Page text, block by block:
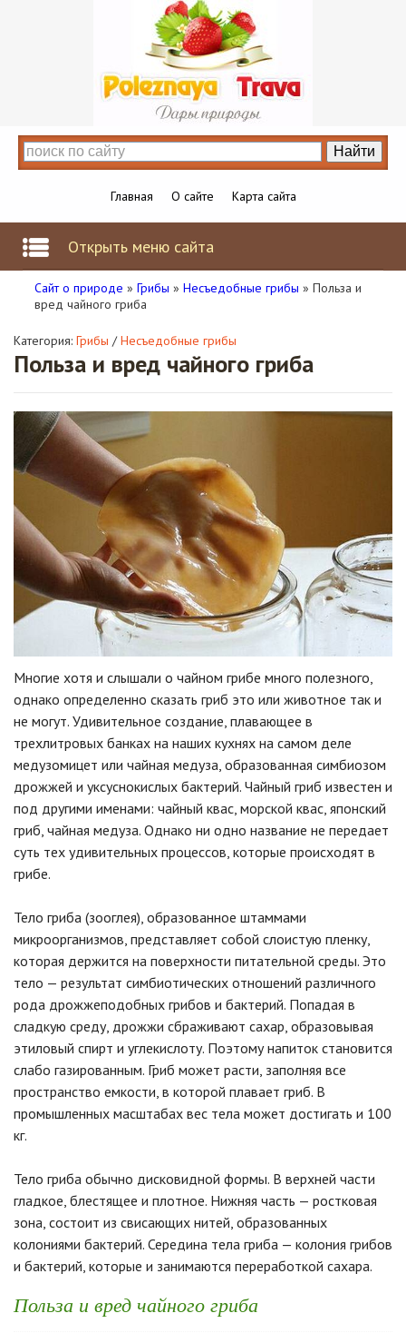
Главная О сайте Карта сайта
Открыть меню сайта
Сайт о природе » Грибы » Несъедобные грибы » Польза и
вред чайного гриба
Категория: Грибы /Несъедобные грибы
Польза и вред чайного гриба
Многие хотя и слышали о чайном грибе много полезного,
однако определенно сказать гриб это или животное так и
не могут. Удивительное создание, плавающее в
трехлитровых банках на наших кухнях на самом деле
медузомицет или чайная медуза, образованная симбиозом
дрожжей и уксуснокислых бактерий. Чайный гриб известен и
под другими именами: чайный квас, морской квас, японский
гриб, чайная медуза. Однако ни одно название не передает
суть тех удивительных процессов, которые происходят в
грибе.
Тело гриба (зооглея), образованное штаммами
микроорганизмов, представляет собой слоистую пленку,
которая держится на поверхности питательной среды. Это
тело — результат симбиотических отношений различного
рода дрожжеподобных грибов и бактерий. Попадая в
сладкую среду, дрожжи сбраживают сахар, образовывая
этиловый спирт и углекислоту. Поэтому напиток становится
слабо газированным. Гриб может расти, заполняя все
пространство емкости, в которой плавает гриб. В
промышленных масштабах вес тела может достигать и 100
кг.
Тело гриба обычно дисковидной формы. В верхней части
гладкое, блестящее и плотное. Нижняя часть — ростковая
зона, состоит из свисающих нитей, образованных
колониями бактерий. Середина тела гриба — колония грибов
и бактерий, которые и занимаются переработкой сахара.
Польза и вред чайного гриба